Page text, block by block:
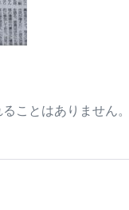
ことはありません。